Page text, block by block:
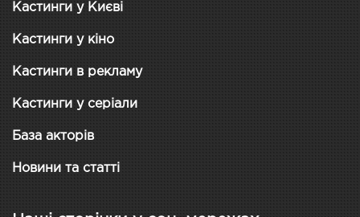
Кастинги у Києві
Кастинги у кіно
Кастинги в рекламу
Кастинги у серіали
База акторів
Новини та статті